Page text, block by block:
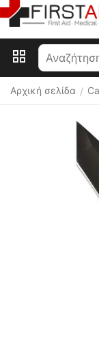
Αρχική σελίδα /